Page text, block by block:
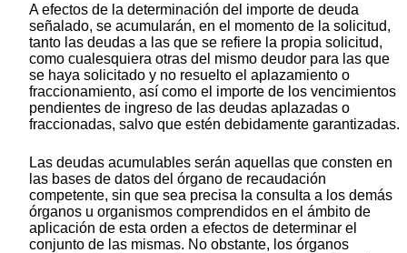
A efectos de la determinación del importe de deuda
señalado, se acumularán, en el momento de la solicitud,
tanto las deudas a las que se refiere la propia solicitud,
como cualesquiera otras del mismo deudor para las que
se haya solicitado y no resuelto el aplazamiento o
fraccionamiento, así como el importe de los vencimientos
pendientes de ingreso de las deudas aplazadas o
fraccionadas, salvo que estén debidamente garantizadas.
Las deudas acumulables serán aquellas que consten en
las bases de datos del órgano de recaudación
competente, sin que sea precisa la consulta a los demás
órganos u organismos comprendidos en el ámbito de
aplicación de esta orden a efectos de determinar el
conjunto de las mismas. No obstante, los órganos